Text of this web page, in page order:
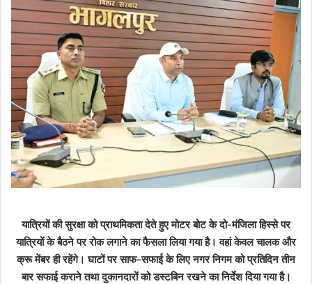
यात्रियों की सुरक्षा को प्राथमिकता देते हुए मोटर बोट के दो-मंजिला हिस्से पर
यात्रियों के बैठने पर रोक लगाने का फैसला लिया गया है। वहां केवल चालक और
क्रू मेंबर ही रहेंगे। घाटों पर साफ-सफाई के लिए नगर निगम को प्रतिदिन तीन
बार सफाई कराने तथा दुकानदारों को डस्टबिन रखने का निर्देश दिया गया है।